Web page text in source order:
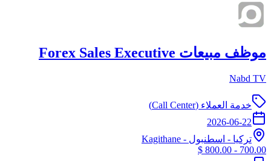
موظف مبيعات Forex Sales Executive
Nabd TV
خدمة العملاء (Call Center)
2026-06-22
تركيا - اسطنبول - Kagithane
700.00 - 800.00 $